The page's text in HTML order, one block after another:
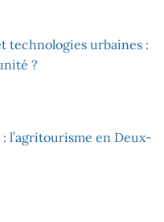
technologies urbaines :
?
l’agritourisme en Deux-